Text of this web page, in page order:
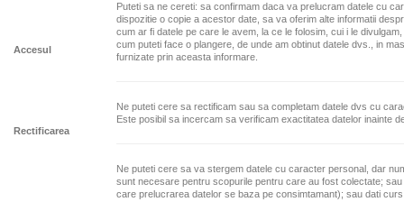
Accesul
Puteti sa ne cereti: sa confirmam daca va prelucram datele cu
dispozitie o copie a acestor date, sa va oferim alte informatii
cum ar fi datele pe care le avem, la ce le folosim, cui i le
cum puteti face o plangere, de unde am obtinut datele dvs., in
furnizate prin aceasta informare.
Rectificarea
Ne puteti cere sa rectificam sau sa completam datele dvs cu
Este posibil sa incercam sa verificam exactitatea datelor inainte
Ne puteti cere sa va stergem datele cu caracter personal, dar
sunt necesare pentru scopurile pentru care au fost colectate;
care prelucrarea datelor se baza pe consimtamant); sau dati